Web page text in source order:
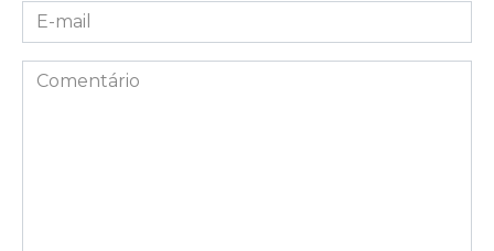
E-
mail
*Comentário